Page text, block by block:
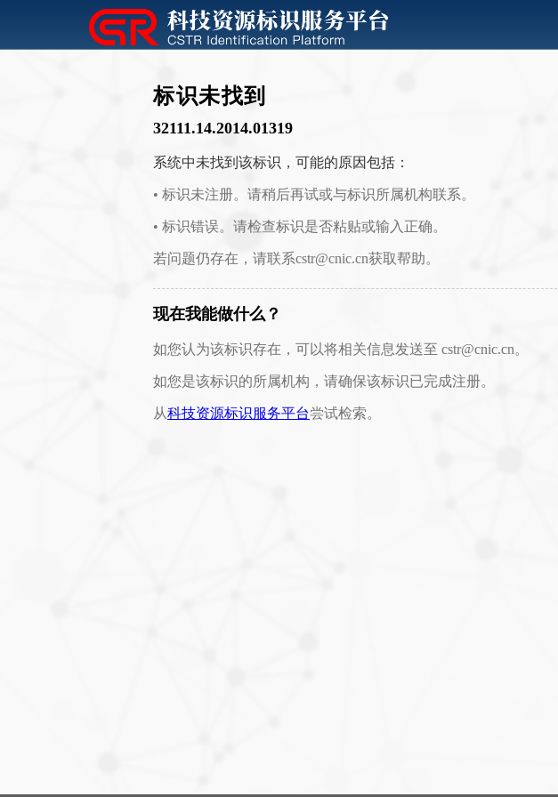
标识未找到
32111.14.2014.01319
系统中未找到该标识，可能的原因包括：
• 标识未注册。请稍后再试或与标识所属机构联系。
• 标识错误。请检查标识是否粘贴或输入正确。
若问题仍存在，请联系cstr@cnic.cn获取帮助。
现在我能做什么？
如您认为该标识存在，可以将相关信息发送至 cstr@cnic.cn。
如您是该标识的所属机构，请确保该标识已完成注册。
从科技资源标识服务平台尝试检索。